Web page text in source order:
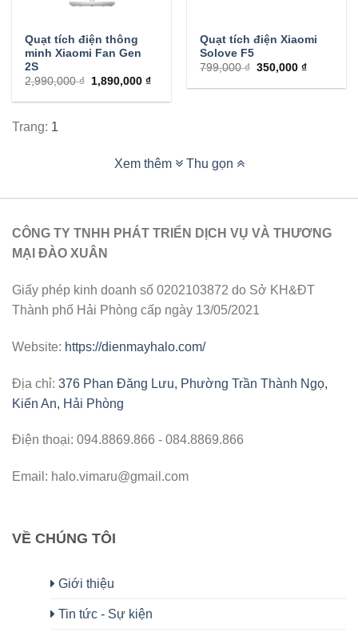
Quạt tích điện thông
minh Xiaomi Fan Gen
2S
2,990,000 ₫ 1,890,000 ₫
Quạt tích điện Xiaomi
Solove F5
799,000 ₫ 350,000 ₫
Trang: 1
Xem thêm Thu gọn
CÔNG TY TNHH PHÁT TRIỂN DỊCH VỤ VÀ THƯƠNG
MẠI ĐÀO XUÂN
Giấy phép kinh doanh số 0202103872 do Sở KH&ĐT
Thành phố Hải Phòng cấp ngày 13/05/2021
Website: https://dienmayhalo.com/
Địa chỉ: 376 Phan Đăng Lưu, Phường Trần Thành Ngọ,
Kiến An, Hải Phòng
Điện thoại: 094.8869.866 - 084.8869.866
Email: halo.vimaru@gmail.com
VỀ CHÚNG TÔI
Giới thiệu
Tin tức - Sự kiện